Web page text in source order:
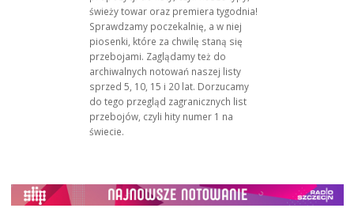
świeży towar oraz premiera tygodnia!
Sprawdzamy poczekalnię, a w niej
piosenki, które za chwilę staną się
przebojami. Zaglądamy też do
archiwalnych notowań naszej listy
sprzed 5, 10, 15 i 20 lat. Dorzucamy
do tego przegląd zagranicznych list
przebojów, czyli hity numer 1 na
świecie.